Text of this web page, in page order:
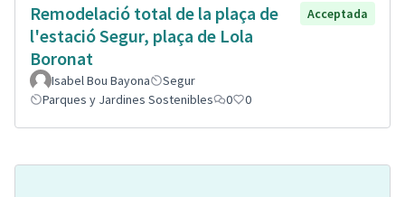
Remodelació total de la plaça de
l'estació Segur, plaça de Lola
Boronat
Acceptada
Isabel Bou Bayona
Segur
Parques y Jardines Sostenibles
0 0